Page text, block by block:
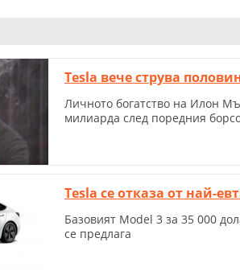
Tesla вече струва
Личното богатство на Илон
милиарда след поредния
Tesla се отказа от най-
Базовият Model 3 за 35 000
се предлага